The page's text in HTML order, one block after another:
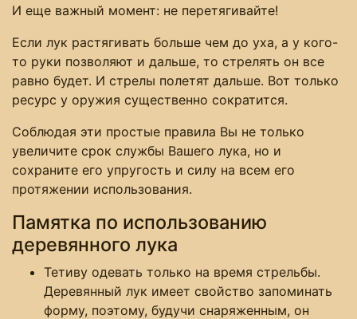
И еще важный момент: не перетягивайте!
Если лук растягивать больше чем до уха, а у кого-
то руки позволяют и дальше, то стрелять он все
равно будет. И стрелы полетят дальше. Вот только
ресурс у оружия существенно сократится.
Соблюдая эти простые правила Вы не только
увеличите срок службы Вашего лука, но и
сохраните его упругость и силу на всем его
протяжении использования.
Памятка по использованию
деревянного лука
Тетиву одевать только на время стрельбы.
Деревянный лук имеет свойство запоминать
форму, поэтому, будучи снаряженным, он